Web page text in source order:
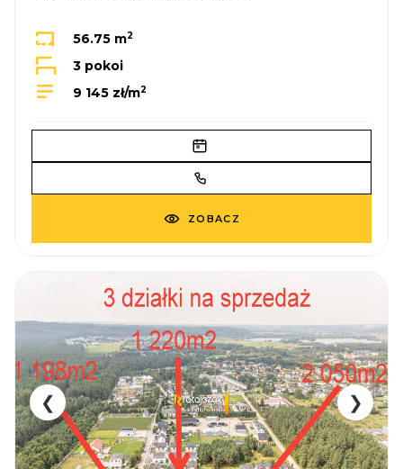
56.75 m2
3 pokoi
9 145 zł/m2
ZOBACZ
❮ ❯